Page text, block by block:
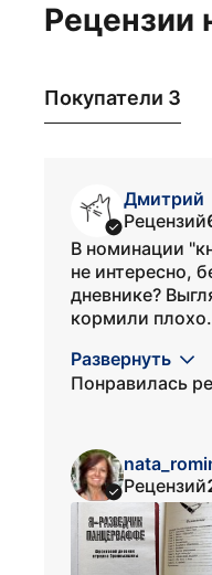
Рецензии
Покупатели 3
Дмитрий
Рецензий
В номинации
не интересно,
дневнике?
кормили
Развернуть
Понравилась
Рецензий